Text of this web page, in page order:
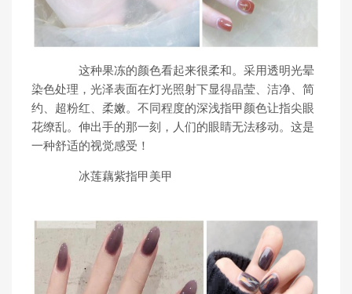
这种果冻的颜色看起来很柔和。采用透明光晕
染色处理，光泽表面在灯光照射下显得晶莹、洁净、简
约、超粉红、柔嫩。不同程度的深浅指甲颜色让指尖眼
花缭乱。伸出手的那一刻，人们的眼睛无法移动。这是
一种舒适的视觉感受！
冰莲藕紫指甲美甲